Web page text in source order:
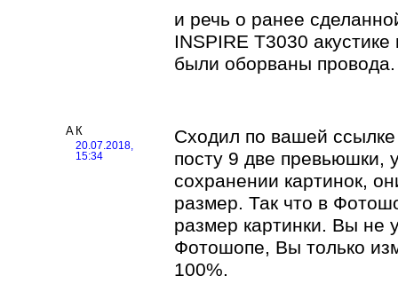
и речь о ранее
INSPIRE T3030 акустике
были оборваны провода.
АК
20.07.2018,
15:34
Сходил по вашей
посту 9 две превьюшки,
сохранении картинок,
размер. Так что в
размер картинки. Вы не
Фотошопе, Вы только
100%.